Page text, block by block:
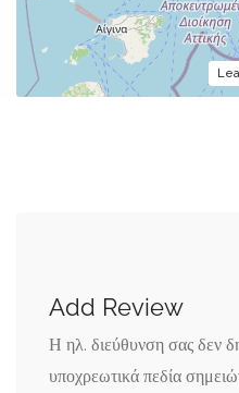
Add Review
Η ηλ. διεύθυνση σας δεν
υποχρεωτικά πεδία